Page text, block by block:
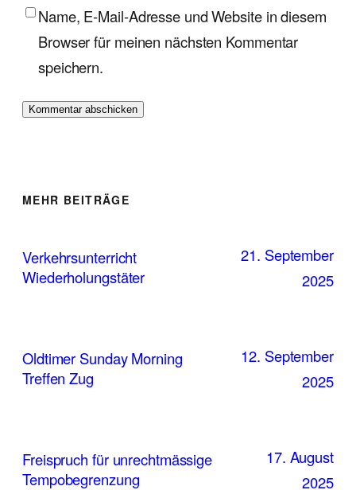
Name, E-Mail-Adresse und Website in diesem
Browser für meinen nächsten Kommentar
speichern.
MEHR BEITRÄGE
Verkehrsunterricht
Wiederholungstäter
21. September
2025
Oldtimer Sunday Morning
Treffen Zug
12. September
2025
Freispruch für unrechtmässige
Tempobegrenzung
17. August
2025